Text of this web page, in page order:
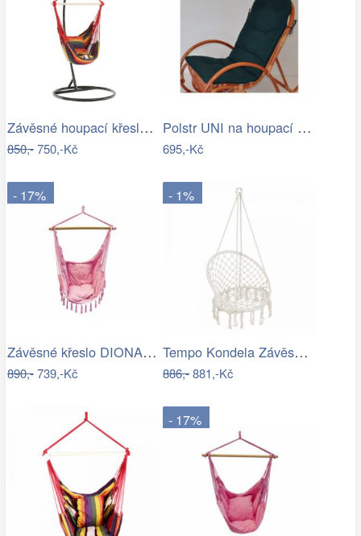
Závěsné houpací křeslo Nikes Red
850,-750,-Kč
Polstr UNI na houpací křeslo - látka…
695,-Kč
- 17%
Závěsné křeslo DIONA starorůžová
890,-739,-Kč
- 1%
Tempo Kondela Závěsné křeslo AMADO 2…
886,-881,-Kč
- 17%